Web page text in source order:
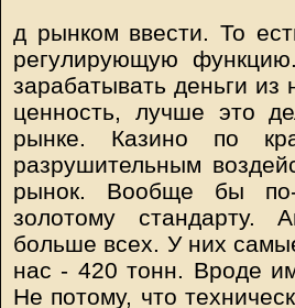
д рынком ввести. То
регулирующую
зарабатывать деньги из
ценность, лучше это
рынке. Казино по
разрушительным
рынок. Вообще бы
золотому стандарту.
больше всех. У них
нас - 420 тонн. Вроде
Не потому, что